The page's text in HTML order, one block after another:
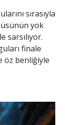
sırasıyla
yok
sarsılıyor.
finale
öz benliğiyle